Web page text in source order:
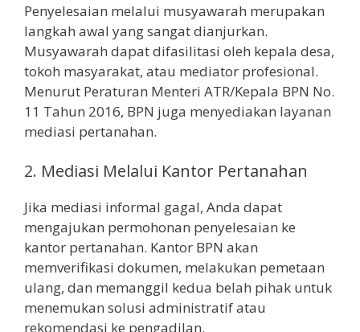
Penyelesaian melalui musyawarah merupakan
langkah awal yang sangat dianjurkan.
Musyawarah dapat difasilitasi oleh kepala desa,
tokoh masyarakat, atau mediator profesional.
Menurut Peraturan Menteri ATR/Kepala BPN No.
11 Tahun 2016, BPN juga menyediakan layanan
mediasi pertanahan.
2. Mediasi Melalui Kantor Pertanahan
Jika mediasi informal gagal, Anda dapat
mengajukan permohonan penyelesaian ke
kantor pertanahan. Kantor BPN akan
memverifikasi dokumen, melakukan pemetaan
ulang, dan memanggil kedua belah pihak untuk
menemukan solusi administratif atau
rekomendasi ke pengadilan.